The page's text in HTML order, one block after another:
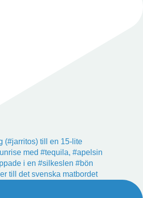
(#jarritos) till en 15-lite
med #tequila, #apelsin
i en #silkeslen #bön
till det svenska matbordet